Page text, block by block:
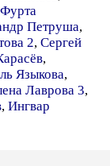
Фурта
Петруша,
2, Сергей
,
Языкова,
Лаврова 3,
, Ингвар